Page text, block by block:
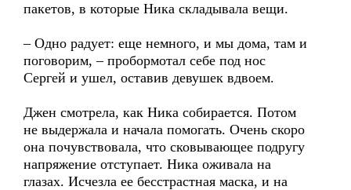
пакетов, в которые Ника складывала вещи.
– Одно радует: еще немного, и мы дома, там и
поговорим, – пробормотал себе под нос
Сергей и ушел, оставив девушек вдвоем.
Джен смотрела, как Ника собирается. Потом
не выдержала и начала помогать. Очень скоро
она почувствовала, что сковывающее подругу
напряжение отступает. Ника оживала на
глазах. Исчезла ее бесстрастная маска, и на